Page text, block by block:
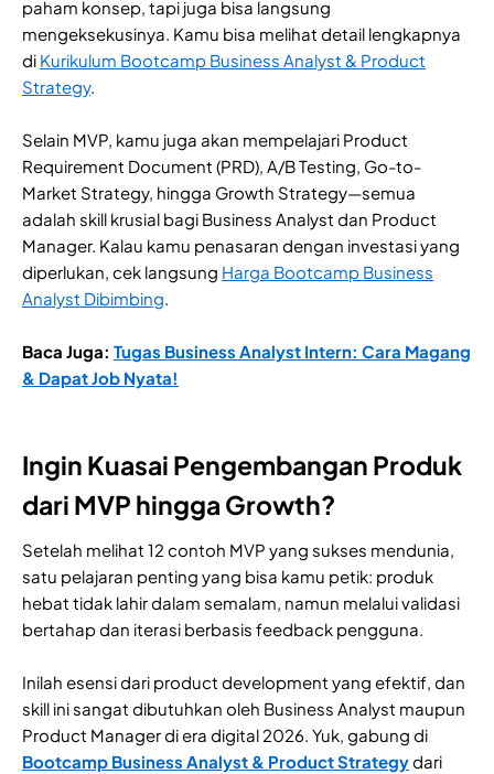
paham konsep, tapi juga bisa langsung
mengeksekusinya. Kamu bisa melihat detail lengkapnya
di Kurikulum Bootcamp Business Analyst & Product
Strategy.
Selain MVP, kamu juga akan mempelajari Product
Requirement Document (PRD), A/B Testing, Go-to-
Market Strategy, hingga Growth Strategy—semua
adalah skill krusial bagi Business Analyst dan Product
Manager. Kalau kamu penasaran dengan investasi yang
diperlukan, cek langsung Harga Bootcamp Business
Analyst Dibimbing.
Baca Juga: Tugas Business Analyst Intern: Cara Magang
& Dapat Job Nyata!
Ingin Kuasai Pengembangan Produk
dari MVP hingga Growth?
Setelah melihat 12 contoh MVP yang sukses mendunia,
satu pelajaran penting yang bisa kamu petik: produk
hebat tidak lahir dalam semalam, namun melalui validasi
bertahap dan iterasi berbasis feedback pengguna.
Inilah esensi dari product development yang efektif, dan
skill ini sangat dibutuhkan oleh Business Analyst maupun
Product Manager di era digital 2026. Yuk, gabung di
Bootcamp Business Analyst & Product Strategydari